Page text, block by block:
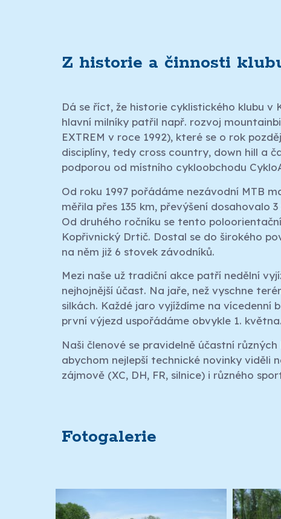
Z historie a činnosti
Dá se říct, že historie cyklistického klubu v
hlavní milníky patřil např. rozvoj
EXTREM v roce 1992), které se o rok
disciplíny, tedy cross country, down hill a
podporou od místního cykloobchodu
Od roku 1997 pořádáme nezávodní MTB
měřila přes 135 km, převýšení dosahovalo
Od druhého ročníku se tento
Kopřivnický Drtič. Dostal se do širokého
na něm již 6 stovek závodníků.
Mezi naše už tradiční akce patří nedělní
nejhojnější účast. Na jaře, než vyschne
silkách. Každé jaro vyjíždíme na vícedenní
první výjezd uspořádáme obvykle 1.
Naši členové se pravidelně účastní
abychom nejlepší technické novinky viděli
zájmově (XC, DH, FR, silnice) i různého
Fotogalerie